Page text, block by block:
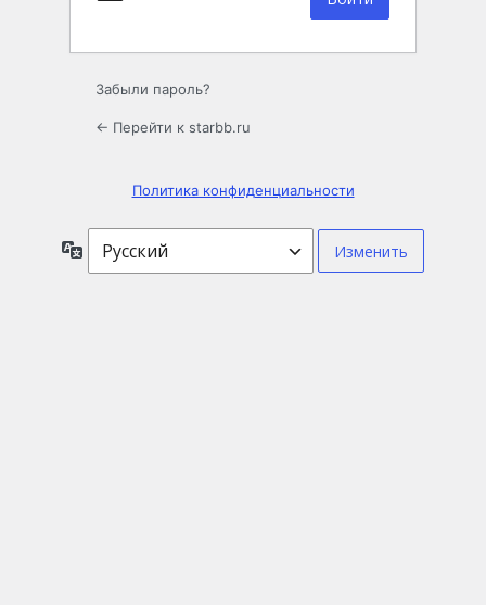
Забыли пароль?
← Перейти к starbb.ru
Политика конфиденциальности
Язык